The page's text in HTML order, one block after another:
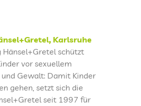
Karlsruhe
Hänsel+Gretel schützt
vor sexuellem
Gewalt: Damit Kinder
gehen, setzt sich die
seit 1997 für